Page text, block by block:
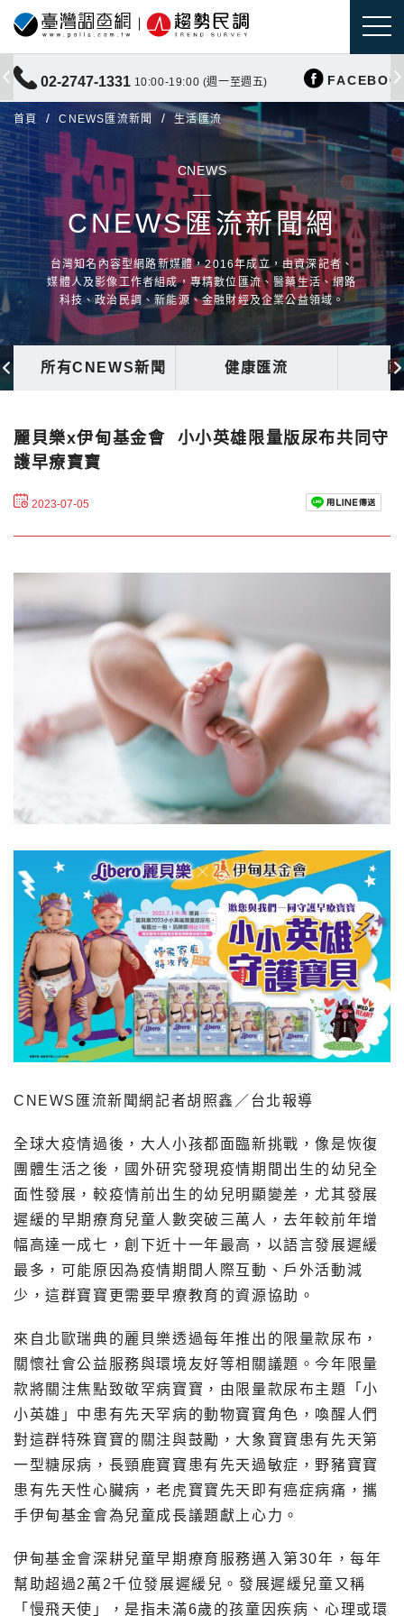
02-2747-1331 10:00-19:00 (週一至週五)
首頁 CNEWS匯流新聞 生活匯流
CNEWS
CNEWS匯流新聞網
台灣知名內容型網路新媒體，2016年成立，由資深記者、
媒體人及影像工作者組成，專精數位匯流、醫藥生活、網路
科技、政治民調、新能源、金融財經及企業公益領域。
所有CNEWS新聞 健康匯流
麗貝樂x伊甸基金會 小小英雄限量版尿布共同守
護早療寶寶
2023-07-05
CNEWS匯流新聞網記者胡照鑫／台北報導
全球大疫情過後，大人小孩都面臨新挑戰，像是恢復
團體生活之後，國外研究發現疫情期間出生的幼兒全
面性發展，較疫情前出生的幼兒明顯變差，尤其發展
遲緩的早期療育兒童人數突破三萬人，去年較前年增
幅高達一成七，創下近十一年最高，以語言發展遲緩
最多，可能原因為疫情期間人際互動、戶外活動減
少，這群寶寶更需要早療教育的資源協助。
來自北歐瑞典的麗貝樂透過每年推出的限量款尿布，
關懷社會公益服務與環境友好等相關議題。今年限量
款將關注焦點致敬罕病寶寶，由限量款尿布主題「小
小英雄」中患有先天罕病的動物寶寶角色，喚醒人們
對這群特殊寶寶的關注與鼓勵，大象寶寶患有先天第
一型糖尿病，長頸鹿寶寶患有先天過敏症，野豬寶寶
患有先天性心臟病，老虎寶寶先天即有癌症病痛，攜
手伊甸基金會為兒童成長議題獻上心力。
伊甸基金會深耕兒童早期療育服務邁入第30年，每年
幫助超過2萬2千位發展遲緩兒。發展遲緩兒童又稱
「慢飛天使」，是指未滿6歲的孩童因疾病、心理或環